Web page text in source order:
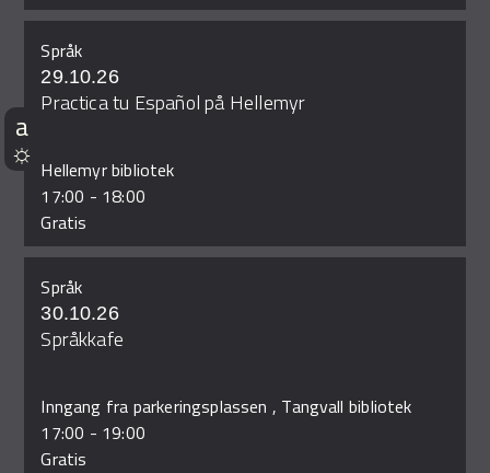
Språk
29.10.26
Practica tu Español på Hellemyr
Hellemyr bibliotek
17:00 - 18:00
Gratis
Språk
30.10.26
Språkkafe
Inngang fra parkeringsplassen , Tangvall bibliotek
17:00 - 19:00
Gratis